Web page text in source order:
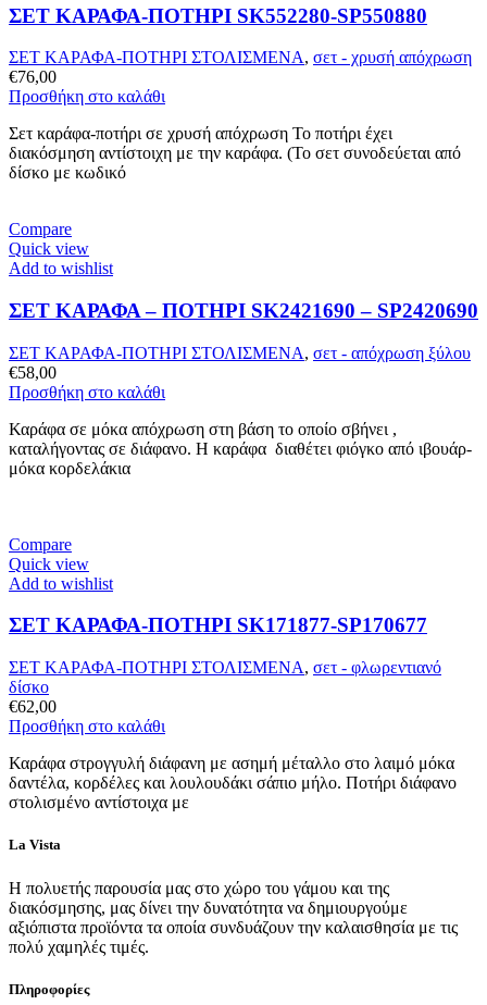
ΣΕΤ ΚΑΡΑΦΑ-ΠΟΤΗΡΙ SK552280-SP550880
ΣΕΤ ΚΑΡΑΦΑ-ΠΟΤΗΡΙ ΣΤΟΛΙΣΜΕΝΑ, σετ - χρυσή απόχρωση
€76,00
Προσθήκη στο καλάθι
Σετ καράφα-ποτήρι σε χρυσή απόχρωση Το ποτήρι έχει
διακόσμηση αντίστοιχη με την καράφα. (Το σετ συνοδεύεται από
δίσκο με κωδικό
Compare
Quick view
Add to wishlist
ΣΕΤ ΚΑΡΑΦΑ – ΠΟΤΗΡΙ SK2421690 – SP2420690
ΣΕΤ ΚΑΡΑΦΑ-ΠΟΤΗΡΙ ΣΤΟΛΙΣΜΕΝΑ, σετ - απόχρωση ξύλου
€58,00
Προσθήκη στο καλάθι
Καράφα σε μόκα απόχρωση στη βάση το οποίο σβήνει ,
καταλήγοντας σε διάφανο. Η καράφα διαθέτει φιόγκο από ιβουάρ-
μόκα κορδελάκια
Compare
Quick view
Add to wishlist
ΣΕΤ ΚΑΡΑΦΑ-ΠΟΤΗΡΙ SK171877-SP170677
ΣΕΤ ΚΑΡΑΦΑ-ΠΟΤΗΡΙ ΣΤΟΛΙΣΜΕΝΑ, σετ - φλωρεντιανό
δίσκο
€62,00
Προσθήκη στο καλάθι
Καράφα στρογγυλή διάφανη με ασημή μέταλλο στο λαιμό μόκα
δαντέλα, κορδέλες και λουλουδάκι σάπιο μήλο. Ποτήρι διάφανο
στολισμένο αντίστοιχα με
La Vista
Η πολυετής παρουσία μας στο χώρο του γάμου και της
διακόσμησης, μας δίνει την δυνατότητα να δημιουργούμε
αξιόπιστα προϊόντα τα οποία συνδυάζουν την καλαισθησία με τις
πολύ χαμηλές τιμές.
Πληροφορίες